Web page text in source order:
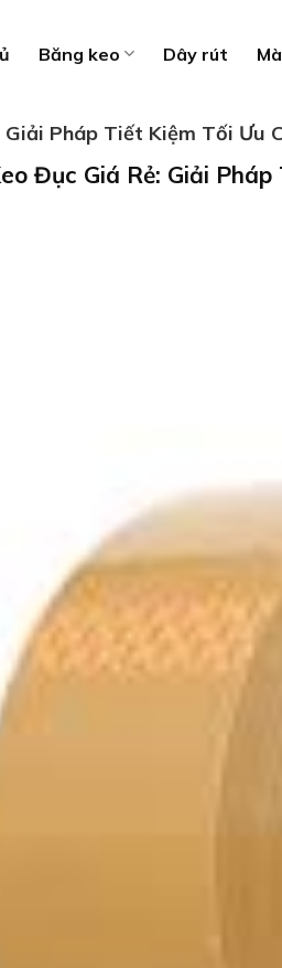
Băng keo Dây rút
Giải Pháp Tiết Kiệm Tối Ưu
Đục Giá Rẻ: Giải